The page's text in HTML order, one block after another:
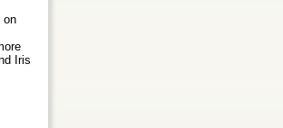
on
Iris